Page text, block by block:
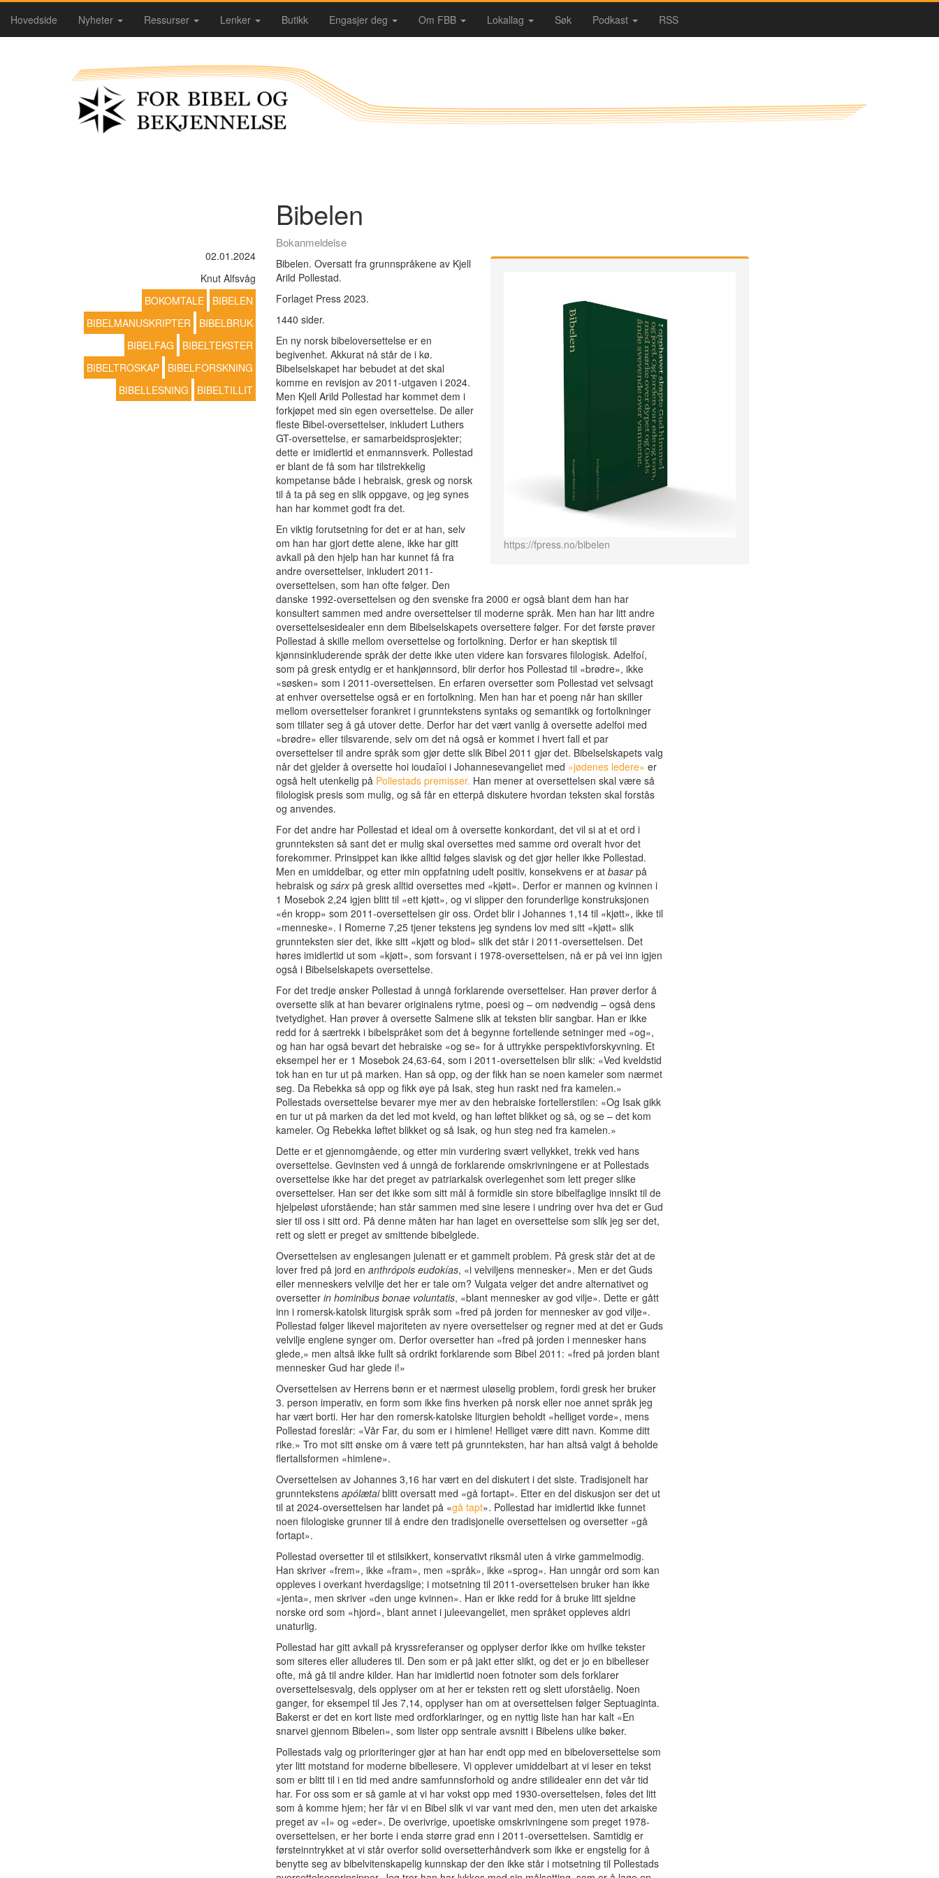
Hovedside Nyheter Ressurser Lenker Butikk Engasjer deg Om FBB Lokallag Søk Podkast RSS
Bibelen
02.01.2024
Knut Alfsvåg
BOKOMTALE
BIBELEN
BIBELMANUSKRIPTER
BIBELBRUK
BIBELFAG
BIBELTEKSTER
BIBELTROSKAP
BIBELFORSKNING
BIBELLESNING
BIBELTILLIT
Bokanmeldelse
https://fpress.no/bibelen
Bibelen. Oversatt fra grunnspråkene av Kjell
Arild Pollestad.
Forlaget Press 2023.
1440 sider.
En ny norsk bibeloversettelse er en
begivenhet. Akkurat nå står de i kø.
Bibelselskapet har bebudet at det skal
komme en revisjon av 2011-utgaven i 2024.
Men Kjell Arild Pollestad har kommet dem i
forkjøpet med sin egen oversettelse. De aller
fleste Bibel-oversettelser, inkludert Luthers
GT-oversettelse, er samarbeidsprosjekter;
dette er imidlertid et enmannsverk. Pollestad
er blant de få som har tilstrekkelig
kompetanse både i hebraisk, gresk og norsk
til å ta på seg en slik oppgave, og jeg synes
han har kommet godt fra det.
En viktig forutsetning for det er at han, selv
om han har gjort dette alene, ikke har gitt
avkall på den hjelp han har kunnet få fra
andre oversettelser, inkludert 2011-
oversettelsen, som han ofte følger. Den
danske 1992-oversettelsen og den svenske fra 2000 er også blant dem han har
konsultert sammen med andre oversettelser til moderne språk. Men han har litt andre
oversettelsesidealer enn dem Bibelselskapets oversettere følger. For det første prøver
Pollestad å skille mellom oversettelse og fortolkning. Derfor er han skeptisk til
kjønnsinkluderende språk der dette ikke uten videre kan forsvares filologisk. Adelfoí,
som på gresk entydig er et hankjønnsord, blir derfor hos Pollestad til «brødre», ikke
«søsken» som i 2011-oversettelsen. En erfaren oversetter som Pollestad vet selvsagt
at enhver oversettelse også er en fortolkning. Men han har et poeng når han skiller
mellom oversettelser forankret i grunntekstens syntaks og semantikk og fortolkninger
som tillater seg å gå utover dette. Derfor har det vært vanlig å oversette adelfoi med
«brødre» eller tilsvarende, selv om det nå også er kommet i hvert fall et par
oversettelser til andre språk som gjør dette slik Bibel 2011 gjør det. Bibelselskapets valg
når det gjelder å oversette hoi ioudaîoi i Johannesevangeliet med «jødenes ledere» er
også helt utenkelig på Pollestads premisser. Han mener at oversettelsen skal være så
filologisk presis som mulig, og så får en etterpå diskutere hvordan teksten skal forstås
og anvendes.
For det andre har Pollestad et ideal om å oversette konkordant, det vil si at et ord i
grunnteksten så sant det er mulig skal oversettes med samme ord overalt hvor det
forekommer. Prinsippet kan ikke alltid følges slavisk og det gjør heller ikke Pollestad.
Men en umiddelbar, og etter min oppfatning udelt positiv, konsekvens er at basarpå
hebraisk og sárxpå gresk alltid oversettes med «kjøtt». Derfor er mannen og kvinnen i
1 Mosebok 2,24 igjen blitt til «ett kjøtt», og vi slipper den forunderlige konstruksjonen
«én kropp» som 2011-oversettelsen gir oss. Ordet blir i Johannes 1,14 til «kjøtt», ikke til
«menneske». I Romerne 7,25 tjener tekstens jeg syndens lov med sitt «kjøtt» slik
grunnteksten sier det, ikke sitt «kjøtt og blod» slik det står i 2011-oversettelsen. Det
høres imidlertid ut som «kjøtt», som forsvant i 1978-oversettelsen, nå er på vei inn igjen
også i Bibelselskapets oversettelse.
For det tredje ønsker Pollestad å unngå forklarende oversettelser. Han prøver derfor å
oversette slik at han bevarer originalens rytme, poesi og – om nødvendig – også dens
tvetydighet. Han prøver å oversette Salmene slik at teksten blir sangbar. Han er ikke
redd for å særtrekk i bibelspråket som det å begynne fortellende setninger med «og»,
og han har også bevart det hebraiske «og se» for å uttrykke perspektivforskyvning. Et
eksempel her er 1 Mosebok 24,63-64, som i 2011-oversettelsen blir slik: «Ved kveldstid
tok han en tur ut på marken. Han så opp, og der fikk han se noen kameler som nærmet
seg. Da Rebekka så opp og fikk øye på Isak, steg hun raskt ned fra kamelen.»
Pollestads oversettelse bevarer mye mer av den hebraiske fortellerstilen: «Og Isak gikk
en tur ut på marken da det led mot kveld, og han løftet blikket og så, og se – det kom
kameler. Og Rebekka løftet blikket og så Isak, og hun steg ned fra kamelen.»
Dette er et gjennomgående, og etter min vurdering svært vellykket, trekk ved hans
oversettelse. Gevinsten ved å unngå de forklarende omskrivningene er at Pollestads
oversettelse ikke har det preget av patriarkalsk overlegenhet som lett preger slike
oversettelser. Han ser det ikke som sitt mål å formidle sin store bibelfaglige innsikt til de
hjelpeløst uforstående; han står sammen med sine lesere i undring over hva det er Gud
sier til oss i sitt ord. På denne måten har han laget en oversettelse som slik jeg ser det,
rett og slett er preget av smittende bibelglede.
Oversettelsen av englesangen julenatt er et gammelt problem. På gresk står det at de
lover fred på jord en anthrópois eudokías, «i velviljens mennesker». Men er det Guds
eller menneskers velvilje det her er tale om? Vulgata velger det andre alternativet og
oversetter in hominibus bonae voluntatis, «blant mennesker av god vilje». Dette er gått
inn i romersk-katolsk liturgisk språk som «fred på jorden for mennesker av god vilje».
Pollestad følger likevel majoriteten av nyere oversettelser og regner med at det er Guds
velvilje englene synger om. Derfor oversetter han «fred på jorden i mennesker hans
glede,» men altså ikke fullt så ordrikt forklarende som Bibel 2011: «fred på jorden blant
mennesker Gud har glede i!»
Oversettelsen av Herrens bønn er et nærmest uløselig problem, fordi gresk her bruker
3. person imperativ, en form som ikke fins hverken på norsk eller noe annet språk jeg
har vært borti. Her har den romersk-katolske liturgien beholdt «helliget vorde», mens
Pollestad foreslår: «Vår Far, du som er i himlene! Helliget være ditt navn. Komme ditt
rike.» Tro mot sitt ønske om å være tett på grunnteksten, har han altså valgt å beholde
flertallsformen «himlene».
Oversettelsen av Johannes 3,16 har vært en del diskutert i det siste. Tradisjonelt har
grunntekstens apólætaiblitt oversatt med «gå fortapt». Etter en del diskusjon ser det ut
til at 2024-oversettelsen har landet på «gå tapt». Pollestad har imidlertid ikke funnet
noen filologiske grunner til å endre den tradisjonelle oversettelsen og oversetter «gå
fortapt».
Pollestad oversetter til et stilsikkert, konservativt riksmål uten å virke gammelmodig.
Han skriver «frem», ikke «fram», men «språk», ikke «sprog». Han unngår ord som kan
oppleves i overkant hverdagslige; i motsetning til 2011-oversettelsen bruker han ikke
«jenta», men skriver «den unge kvinnen». Han er ikke redd for å bruke litt sjeldne
norske ord som «hjord», blant annet i juleevangeliet, men språket oppleves aldri
unaturlig.
Pollestad har gitt avkall på kryssreferanser og opplyser derfor ikke om hvilke tekster
som siteres eller alluderes til. Den som er på jakt etter slikt, og det er jo en bibelleser
ofte, må gå til andre kilder. Han har imidlertid noen fotnoter som dels forklarer
oversettelsesvalg, dels opplyser om at her er teksten rett og slett uforståelig. Noen
ganger, for eksempel til Jes 7,14, opplyser han om at oversettelsen følger Septuaginta.
Bakerst er det en kort liste med ordforklaringer, og en nyttig liste han har kalt «En
snarvei gjennom Bibelen», som lister opp sentrale avsnitt i Bibelens ulike bøker.
Pollestads valg og prioriteringer gjør at han har endt opp med en bibeloversettelse som
yter litt motstand for moderne bibellesere. Vi opplever umiddelbart at vi leser en tekst
som er blitt til i en tid med andre samfunnsforhold og andre stilidealer enn det vår tid
har. For oss som er så gamle at vi har vokst opp med 1930-oversettelsen, føles det litt
som å komme hjem; her får vi en Bibel slik vi var vant med den, men uten det arkaiske
preget av «I» og «eder». De overivrige, upoetiske omskrivningene som preget 1978-
oversettelsen, er her borte i enda større grad enn i 2011-oversettelsen. Samtidig er
førsteinntrykket at vi står overfor solid oversetterhåndverk som ikke er engstelig for å
benytte seg av bibelvitenskapelig kunnskap der den ikke står i motsetning til Pollestads